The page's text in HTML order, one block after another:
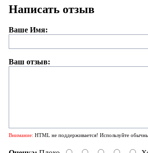
Написать отзыв
Ваше Имя:
Ваш отзыв:
Внимание: HTML не поддерживается! Используйте